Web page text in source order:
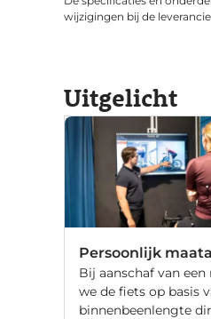
wijzigingen bij de
Uitgelicht
Persoonlijk
Bij aanschaf van
we de fiets op basis
binnenbeenlengte